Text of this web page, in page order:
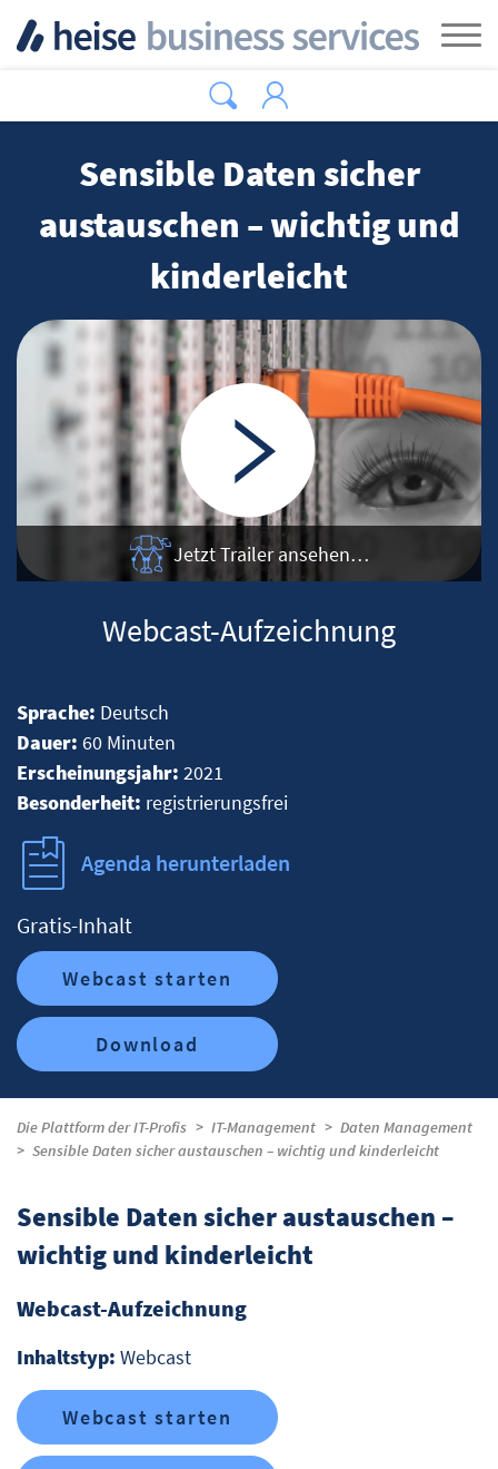
Sensible Daten sicher
austauschen – wichtig und
kinderleicht
Jetzt Trailer ansehen…
Webcast-Aufzeichnung
Sprache: Deutsch
Dauer: 60 Minuten
Erscheinungsjahr: 2021
Besonderheit: registrierungsfrei
Agenda herunterladen
Gratis-Inhalt
Webcast starten
Download
Die Plattform der IT-Profis IT-Management
Daten Management
Sensible Daten sicher austauschen – wichtig und kinderleicht
Sensible Daten sicher austauschen –
wichtig und kinderleicht
Webcast-Aufzeichnung
Inhaltstyp: Webcast
Webcast starten